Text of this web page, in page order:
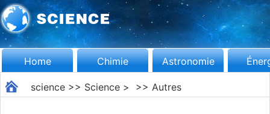
Home Chimie Astronomie
science>> Science> >> Autres